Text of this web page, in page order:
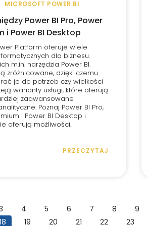
MICROSOFT POWER BI
Power BI Pro, Power
i Power BI Desktop
Platform oferuje wiele
dla biznesu.
m.in. narzędzia Power BI.
zróżnicowane, dzięki czemu
je do potrzeb czy wielkości
warianty usługi, które oferują
zaawansowane
Poznaj Power BI Pro,
i Power BI Desktop i
oferują możliwości.
PRZECZYTAJ
4 5 6 7 8 9
18 19 20 21 22 23